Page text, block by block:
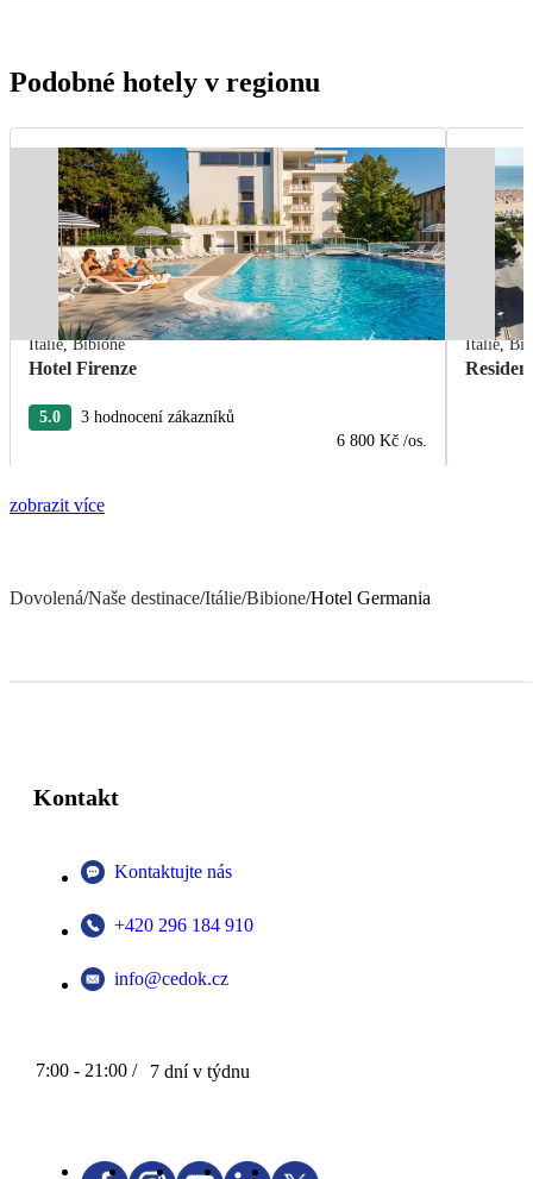
Podobné hotely v regionu
Itálie,Bibione
Hotel Firenze
5.0
3 hodnocení zákazníků
6 800 Kč /os.
Itálie,
zobrazit více
Dovolená/Naše destinace/Itálie/Bibione/Hotel Germania
Kontakt
Kontaktujte nás
+420 296 184 910
info@cedok.cz
7:00 - 21:00 / 7 dní v týdnu